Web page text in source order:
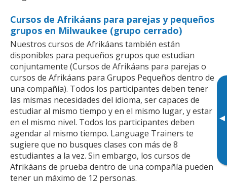
▸
Cursos de Afrikáans para parejas y pequeños
grupos en Milwaukee (grupo cerrado)
Nuestros cursos de Afrikáans también están
disponibles para pequeños grupos que estudian
conjuntamente (Cursos de Afrikáans para parejas o
cursos de Afrikáans para Grupos Pequeños dentro de
una compañía). Todos los participantes deben tener
las mismas necesidades del idioma, ser capaces de
estudiar al mismo tiempo y en el mismo lugar, y estar
en el mismo nivel. Todos los participantes deben
agendar al mismo tiempo. Language Trainers te
sugiere que no busques clases con más de 8
estudiantes a la vez. Sin embargo, los cursos de
Afrikáans de prueba dentro de una compañía pueden
tener un máximo de 12 personas.